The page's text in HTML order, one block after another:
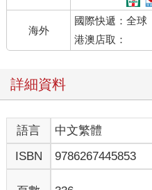
沒有一次不靈。每逢媽媽忌日
變得無精打采，隨後就會連發
切有多不公平，說我永遠不會
覺。但忌日過後，他又會回普
灘、沿街擺賣的海鮮，以及連
來的年輕女孩，填補他內心的
只有媽媽愛吃的東西，我好像
「老樣子」的人。一天的採買
海外
國際快遞：全球
港澳店取：
詳細資料
語言 中文繁體
ISBN
9786267445853